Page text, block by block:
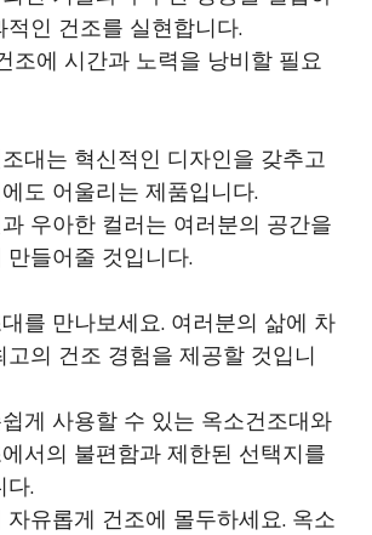
적인 건조를 실현합니다.
조에 시간과 노력을 낭비할 필요
대는 혁신적인 디자인을 갖추고
도 어울리는 제품입니다.
우아한 컬러는 여러분의 공간을
들어줄 것입니다.
를 만나보세요. 여러분의 삶에 차
고의 건조 경험을 제공할 것입니
게 사용할 수 있는 옥소건조대와
서의 불편함과 제한된 선택지를
다.
유롭게 건조에 몰두하세요. 옥소